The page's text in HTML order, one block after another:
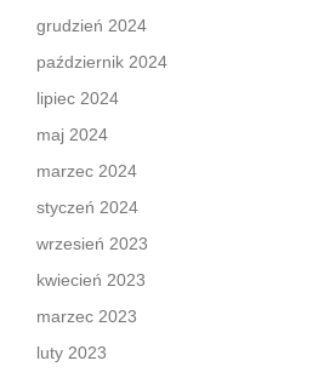
grudzień 2024
październik 2024
lipiec 2024
maj 2024
marzec 2024
styczeń 2024
wrzesień 2023
kwiecień 2023
marzec 2023
luty 2023